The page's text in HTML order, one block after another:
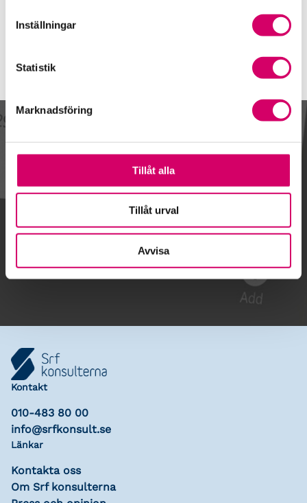
Inställningar
Statistik
Marknadsföring
Tillåt alla
Tillåt urval
Avvisa
Kalendarium
Gå till kalendariet
Kontakt
010-483 80 00
info@srfkonsult.se
Länkar
Kontakta oss
Om Srf konsulterna